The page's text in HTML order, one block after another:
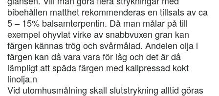
bibehållen matthet rekommenderas en tillsats av ca
5 – 15% balsamterpentin. Då man målar på till
exempel ohyvlat virke av snabbvuxen gran kan
färgen kännas trög och svårmålad. Andelen olja i
färgen kan då vara vara för låg och det är då
lämpligt att späda färgen med kallpressad kokt
linolja.n
Vid utomhusmålning skall slutstrykning alltid göras